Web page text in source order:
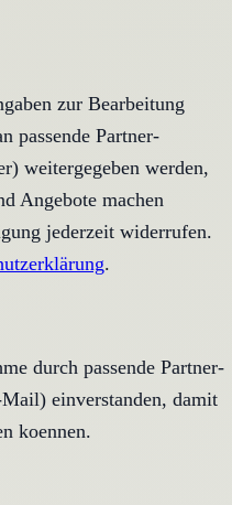
zur Bearbeitung
passende Partner-
weitergegeben werden,
Angebote machen
jederzeit widerrufen.
.
durch passende Partner-
einverstanden, damit
koennen.